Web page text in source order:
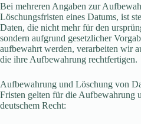
Bei mehreren Angaben zur
Löschungsfristen eines Datums, ist
Daten, die nicht mehr für den
sondern aufgrund gesetzlicher
aufbewahrt werden, verarbeiten wir
die ihre Aufbewahrung rechtfertigen.
Aufbewahrung und Löschung von
Fristen gelten für die Aufbewahrung
deutschem Recht: